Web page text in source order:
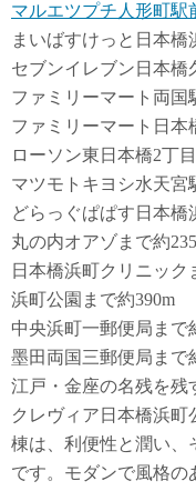
マルエツプチ人形町駅
まいばすけっと日本橋
セブンイレブン日本橋
ファミリーマート両国
ファミリーマート日本
ローソン東日本橋2丁
マツモトキヨシ水天宮
どらっぐぱぱす日本橋
丸の内オアゾまで約
日本橋浜町クリニック
浜町公園まで約390m
中央浜町一郵便局まで
墨田両国三郵便局まで
江戸・金座の名残を残
クレヴィア日本橋浜
棟は、利便性と潤い、
です。モダンで風格の